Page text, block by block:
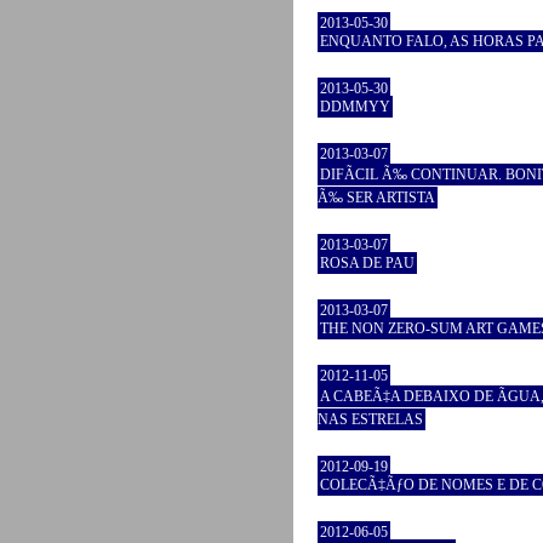
2013-05-30
ENQUANTO FALO, AS HORAS
2013-05-30
DDMMYY
2013-03-07
DIFÃCIL Ã‰ CONTINUAR.
Ã‰ SER ARTISTA
2013-03-07
ROSA DE PAU
2013-03-07
THE NON ZERO-SUM ART
2012-11-05
A CABEÃ‡A DEBAIXO DE
NAS ESTRELAS
2012-09-19
COLECÃ‡ÃƒO DE NOMES E DE
2012-06-05